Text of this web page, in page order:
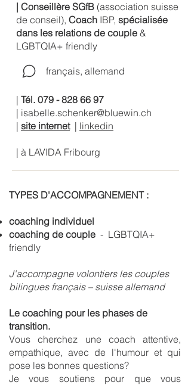
| Conseillère SGfB (association suisse
de conseil), Coach IBP, spécialisée
dans les relations de couple &
LGBTQIA+ friendly
français, allemand
| Tél. 079 - 828 66 97
| isabelle.schenker@bluewin.ch
| site internet | linkedin
| à LAVIDA Fribourg
TYPES D'ACCOMPAGNEMENT :
coaching individuel
coaching de couple - LGBTQIA+
friendly
J'accompagne volontiers les couples
bilingues français – suisse allemand
Le coaching pour les phases de
transition.
Vous cherchez une coach attentive,
empathique, avec de l'humour et qui
pose les bonnes questions?
Je vous soutiens pour que vous